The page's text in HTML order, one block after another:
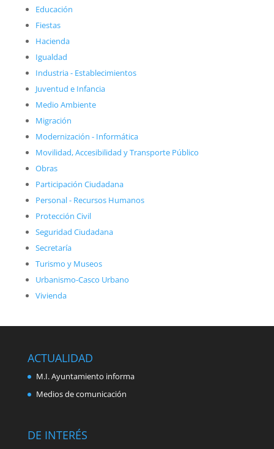
Educación
Fiestas
Hacienda
Igualdad
Industria - Establecimientos
Juventud e Infancia
Medio Ambiente
Migración
Modernización - Informática
Movilidad, Accesibilidad y Transporte Público
Obras
Participación Ciudadana
Personal - Recursos Humanos
Protección Civil
Seguridad Ciudadana
Secretaría
Turismo y Museos
Urbanismo-Casco Urbano
Vivienda
ACTUALIDAD
M.I. Ayuntamiento informa
Medios de comunicación
DE INTERÉS